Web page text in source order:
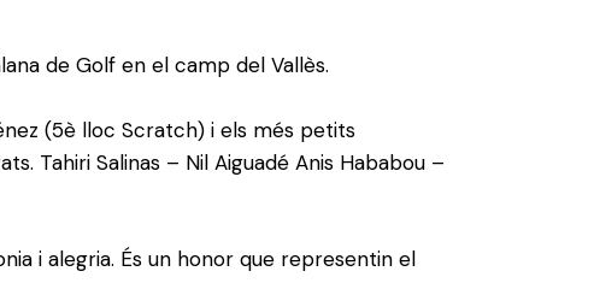
de Golf en el camp del Vallès.
(5è lloc Scratch) i els més petits
Tahiri Salinas – Nil Aiguadé Anis Hababou –
i alegria. És un honor que representin el